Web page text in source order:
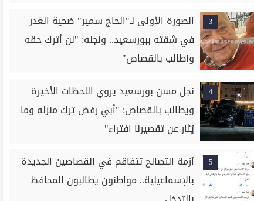
3
الصورة الأولى لـ"الحاج سمير" ضحية الغدر
في شقته ببورسعيد.. ونجله: "لن أترك حقه
وأطالب بالقصاص"
4
نجل مسن بورسعيد يروي اللحظات الأخيرة
ويطالب بالقصاص: "أبي رفض ترك منزله وما
يُثار عن تقصيرنا افتراء"
5
أزمة التصالح تتفاقم في القصاصين الجديدة
بالإسماعيلية.. مواطنون يطالبون المحافظ